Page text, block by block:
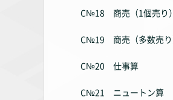
C№18 商売（1個売り）
C№19 商売（多数売り
C№20 仕事
C№21 ニュートン